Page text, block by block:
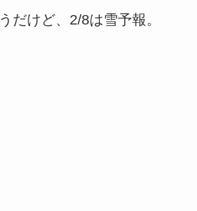
だけど、2/8は雪予報。